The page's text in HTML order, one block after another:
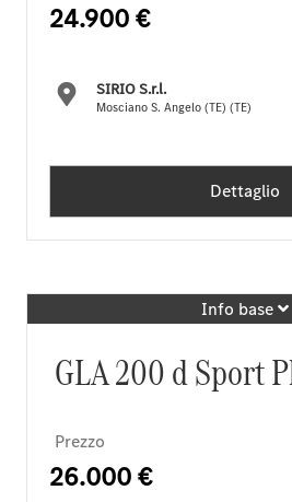
24.900 €
SIRIO S.r.l.
Mosciano S. Angelo (TE) (TE)
Dettaglio
Info base
GLA 200 d Sport
Prezzo
26.000 €